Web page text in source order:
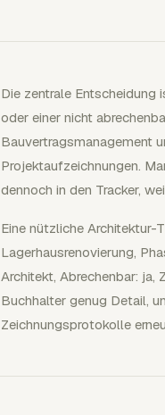
Die zentrale Entscheidung
oder einer nicht
Bauvertragsmanagement
Projektaufzeichnungen.
dennoch in den Tracker,
Eine nützliche
Lagerhausrenovierung,
Architekt, Abrechenbar: ja,
Buchhalter genug Detail,
Zeichnungsprotokolle